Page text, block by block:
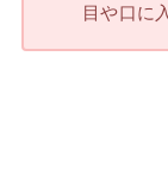
目や口に